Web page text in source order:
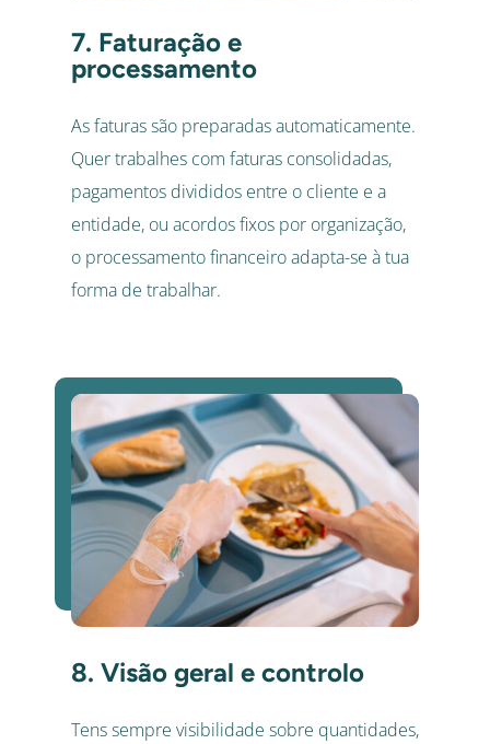
7. Faturação e
processamento
As faturas são preparadas automaticamente.
Quer trabalhes com faturas consolidadas,
pagamentos divididos entre o cliente e a
entidade, ou acordos fixos por organização,
o processamento financeiro adapta-se à tua
forma de trabalhar.
8. Visão geral e controlo
Tens sempre visibilidade sobre quantidades,